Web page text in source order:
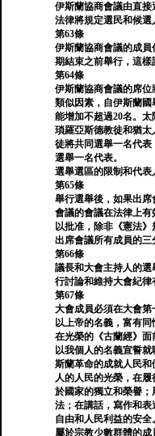
伊斯蘭協商會議由直接
法律將規定選民和候選
第63條
伊斯蘭協商會議的成
期結束之前舉行，這樣
第64條
伊斯蘭協商會議的席
類似因素，自伊斯蘭
能增加不超過20名。太
瑣羅亞斯德教徒和猶
徒將共同選舉一名代
選舉一名代表。
選舉選區的限制和代表
第65條
舉行選舉後，如果出
會議的會議在法律上
以批准，除非《憲法》
出席會議所有成員的三
第66條
議長和大會主持人的
行討論和維持大會紀律
第67條
大會成員必須在大會第
以上帝的名義，富有同
在光榮的《古蘭經》
以我個人的名義宣誓
斯蘭革命的成就人民
人的人民的光榮，在
於國家的獨立和榮譽
法；在講話，寫作和
自由和人民利益的安全。
屬於宗教少數群體的成